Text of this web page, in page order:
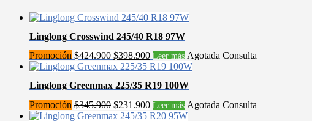
Linglong Crosswind 245/40 R18 97W
Promoción $424.900 El
precio
era:
$424.900.
$398.900El
precio
es:
$398.900.
Leer más Agotada Consulta
Linglong Greenmax 225/35 R19 100W
Promoción $345.900 El
precio
$231.900El
precio
Leer más Agotada Consulta